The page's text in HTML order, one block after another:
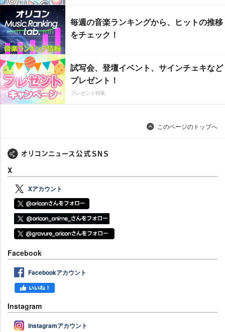
毎週の音楽ランキングから、ヒットの推移
をチェック！
試写会、登壇イベント、サインチェキなど
プレゼント！
プレゼント特集
このページのトップへ
X
Xアカウント
Facebook
Facebookアカウント
Instagram
Instagramアカウント